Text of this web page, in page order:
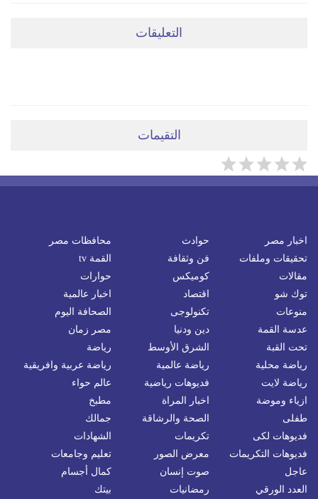
التعليقات
التقيمات
اخبار مصر حوادث
محافظات مصر
تحقيقات وملفات
فن وثقافة
القمة tv
مقالات
كوميكس
حوارات
توك شو
اقتصاد
اخبار عالمية
منوعات
تكنولوجى
الصحافة اليوم
عدسة القمة
دين ودنيا
مصر زمان
تحت القبة
الشرق الأوسط
رياضة
رياضة محلية
رياضة عالمية
رياضة عربية وافريقية
رياضة لايت
فديوهات رياضية
عالم حواء
ازياء وموضة
اخبار المراة
مطبخ
طفلى
الصحة والرشاقة
جمالك
فديوهات لكى
تكريمات
الشهادات
فديوهات التكريمات
معرض الصور
تعليم وجامعات
عاجل
صوت إنسان
كمال أجسام
العدد الورقي
رمضانيات بيتك